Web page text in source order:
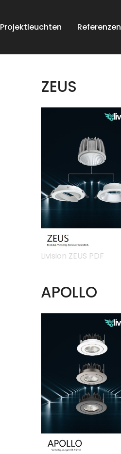
Projektleuchten Referenzen
ZEUS
Livision ZEUS PDF
APOLLO